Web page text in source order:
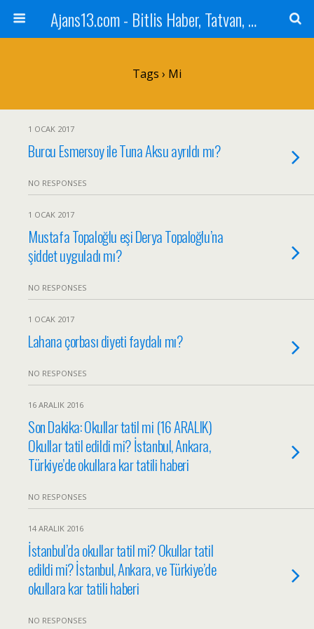
Ajans13.com - Bitlis Haber, Tatvan, Ahlat, Adilcevaz, Mutki, Hizan, Güroymak, Gazete, Ajans, 13, Haber
Tags › Mi
1 OCAK 2017
Burcu Esmersoy ile Tuna Aksu ayrıldı mı?
NO RESPONSES
1 OCAK 2017
Mustafa Topaloğlu eşi Derya Topaloğlu’na
şiddet uyguladı mı?
NO RESPONSES
1 OCAK 2017
Lahana çorbası diyeti faydalı mı?
NO RESPONSES
16 ARALIK 2016
Son Dakika: Okullar tatil mi (16 ARALIK)
Okullar tatil edildi mi? İstanbul, Ankara,
Türkiye’de okullara kar tatili haberi
NO RESPONSES
14 ARALIK 2016
İstanbul’da okullar tatil mi? Okullar tatil
edildi mi? İstanbul, Ankara, ve Türkiye’de
okullara kar tatili haberi
NO RESPONSES